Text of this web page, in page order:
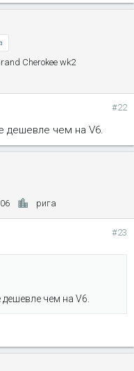
Cherokee wk2
#22
дешевле чем на V6.
рига
#23
чем на V6.